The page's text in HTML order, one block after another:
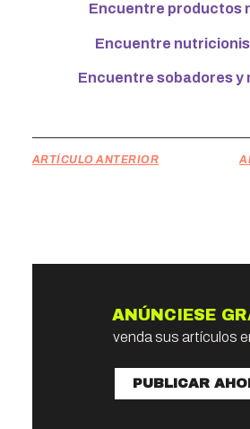
Encuentre productos
Encuentre
Encuentre sobadores y
ARTÍCULO ANTERIOR
ANÚNCIESE
venda sus artículos
PUBLICAR